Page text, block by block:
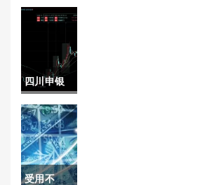
能用多久
能用多久
的钱)
四川申银
万国期货
期货开户
(四川申银
受用不